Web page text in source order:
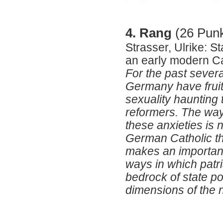
4. Rang (26
Strasser, Ulrike:
an early modern
For the past
Germany have
sexuality haunting
reformers. The
these anxieties is
German Catholic
makes an
ways in which
bedrock of state
dimensions of the